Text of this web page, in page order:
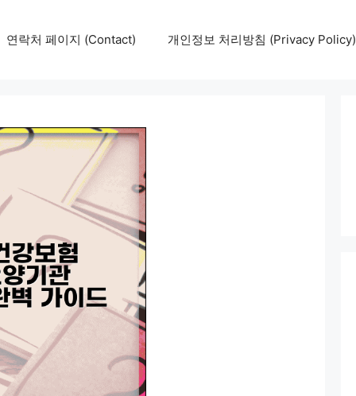
연락처 페이지 (Contact) 개인정보 처리방침 (Privacy Policy)